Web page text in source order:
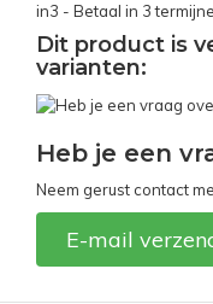
in3 - Betaal in 3
Dit product is
varianten:
Heb je een
Neem gerust contact
E-mail